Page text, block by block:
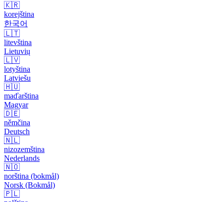
🇰🇷
korejština
한국어
🇱🇹
litevština
Lietuvių
🇱🇻
lotyština
Latviešu
🇭🇺
maďarština
Magyar
🇩🇪
němčina
Deutsch
🇳🇱
nizozemština
Nederlands
🇳🇴
norština (bokmål)
Norsk (Bokmål)
🇵🇱